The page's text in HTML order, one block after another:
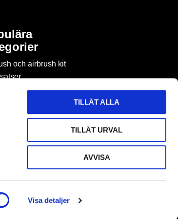
Visa detaljer
TILLÅT ALLA
TILLÅT URVAL
AVVISA
och airbrush kit
& tidningar om